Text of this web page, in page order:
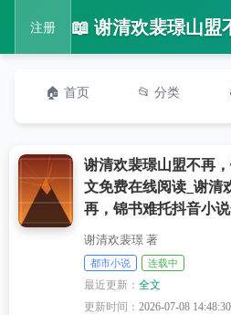
注册
🏠 首页 📂 分类
谢清欢裴璟山盟不再
文免费在线阅读_谢清
再，锦书难托抖音小
谢清欢裴璟 著
都市小说 连载中
最近更新：全文
更新时间：2026-07-08 14:48:30